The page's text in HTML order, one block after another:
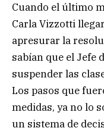
Cuando el último
Carla Vizzotti
apresurar la
sabían que el Jefe
suspender las
Los pasos que
medidas, ya no lo
un sistema de